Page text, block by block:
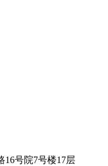
16号院7号楼17层